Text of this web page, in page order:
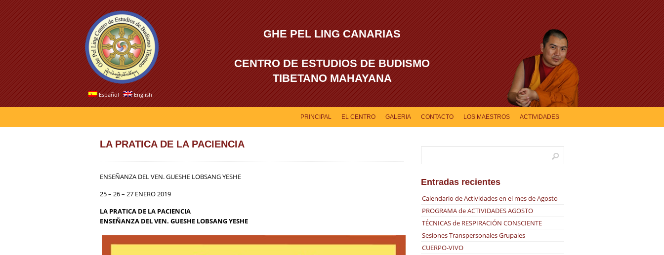
Español English
GHE PEL LING CANARIAS
CENTRO DE ESTUDIOS DE BUDISMO
TIBETANO MAHAYANA
PRINCIPAL EL CENTRO GALERIA CONTACTO LOS MAESTROS ACTIVIDADES
LA PRATICA DE LA PACIENCIA
ENSEÑANZA DEL VEN. GUESHE LOBSANG YESHE
25 – 26 – 27 ENERO 2019
LA PRATICA DE LA PACIENCIA
ENSEÑANZA DEL VEN. GUESHE LOBSANG YESHE
Entradas recientes
Calendario de Actividades en el mes de Agosto
PROGRAMA de ACTIVIDADES AGOSTO
TÉCNICAS de RESPIRACIÓN CONSCIENTE
Sesiones Transpersonales Grupales
CUERPO-VIVO